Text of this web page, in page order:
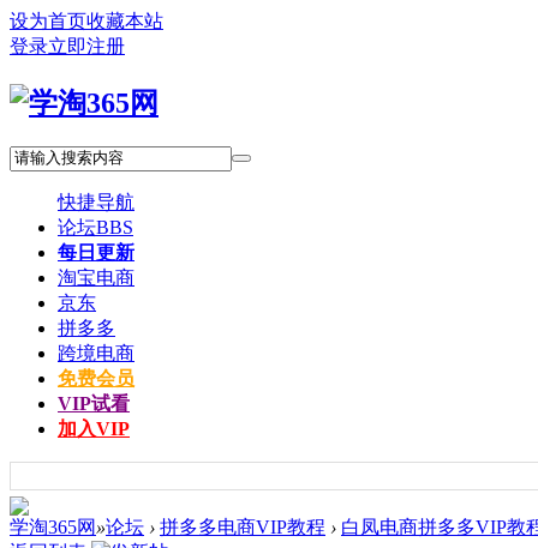
设为首页收藏本站
登录立即注册
快捷导航
论坛BBS
每日更新
淘宝电商
京东
拼多多
跨境电商
免费会员
VIP试看
加入VIP
学淘365网 »论坛 › 拼多多电商VIP教程 › 白凤电商拼多多VIP教